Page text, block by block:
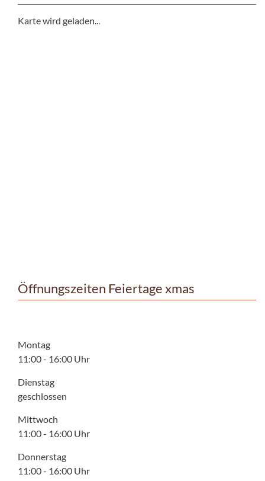
Karte wird geladen...
Öffnungszeiten Feiertage xmas
Montag
11:00 - 16:00 Uhr
Dienstag
geschlossen
Mittwoch
11:00 - 16:00 Uhr
Donnerstag
11:00 - 16:00 Uhr